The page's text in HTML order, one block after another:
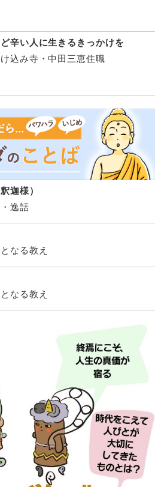
辛い人に生きるきっかけを
込み寺・中田三恵住職
迦様）
逸話
なる教え
なる教え